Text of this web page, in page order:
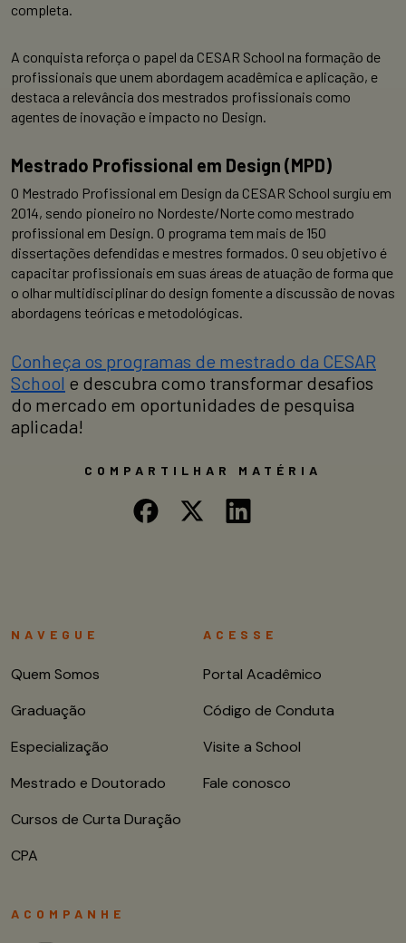
completa.
A conquista reforça o papel da CESAR School na formação de
profissionais que unem abordagem acadêmica e aplicação, e
destaca a relevância dos mestrados profissionais como
agentes de inovação e impacto no Design.
Mestrado Profissional em Design (MPD)
O Mestrado Profissional em Design da CESAR School surgiu em
2014, sendo pioneiro no Nordeste/Norte como mestrado
profissional em Design. O programa tem mais de 150
dissertações defendidas e mestres formados. O seu objetivo é
capacitar profissionais em suas áreas de atuação de forma que
o olhar multidisciplinar do design fomente a discussão de novas
abordagens teóricas e metodológicas.
Conheça os programas de mestrado da CESAR
School e descubra como transformar desafios
do mercado em oportunidades de pesquisa
aplicada!
COMPARTILHAR MATÉRIA
NAVEGUE
Quem Somos
Graduação
Especialização
Mestrado e Doutorado
Cursos de Curta Duração
CPA
ACESSE
Portal Acadêmico
Código de Conduta
Visite a School
Fale conosco
ACOMPANHE